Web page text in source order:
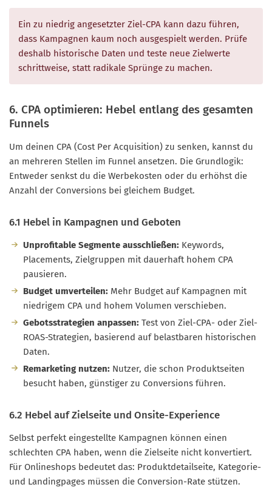
Ein zu niedrig angesetzter Ziel-CPA kann dazu führen,
dass Kampagnen kaum noch ausgespielt werden. Prüfe
deshalb historische Daten und teste neue Zielwerte
schrittweise, statt radikale Sprünge zu machen.
6. CPA optimieren: Hebel entlang des gesamten
Funnels
Um deinen CPA (Cost Per Acquisition) zu senken, kannst du
an mehreren Stellen im Funnel ansetzen. Die Grundlogik:
Entweder senkst du die Werbekosten oder du erhöhst die
Anzahl der Conversions bei gleichem Budget.
6.1 Hebel in Kampagnen und Geboten
Unprofitable Segmente ausschließen: Keywords,
Placements, Zielgruppen mit dauerhaft hohem CPA
pausieren.
Budget umverteilen: Mehr Budget auf Kampagnen mit
niedrigem CPA und hohem Volumen verschieben.
Gebotsstrategien anpassen: Test von Ziel-CPA- oder Ziel-
ROAS-Strategien, basierend auf belastbaren historischen
Daten.
Remarketing nutzen: Nutzer, die schon Produktseiten
besucht haben, günstiger zu Conversions führen.
6.2 Hebel auf Zielseite und Onsite-Experience
Selbst perfekt eingestellte Kampagnen können einen
schlechten CPA haben, wenn die Zielseite nicht konvertiert.
Für Onlineshops bedeutet das: Produktdetailseite, Kategorie-
und Landingpages müssen die Conversion-Rate stützen.